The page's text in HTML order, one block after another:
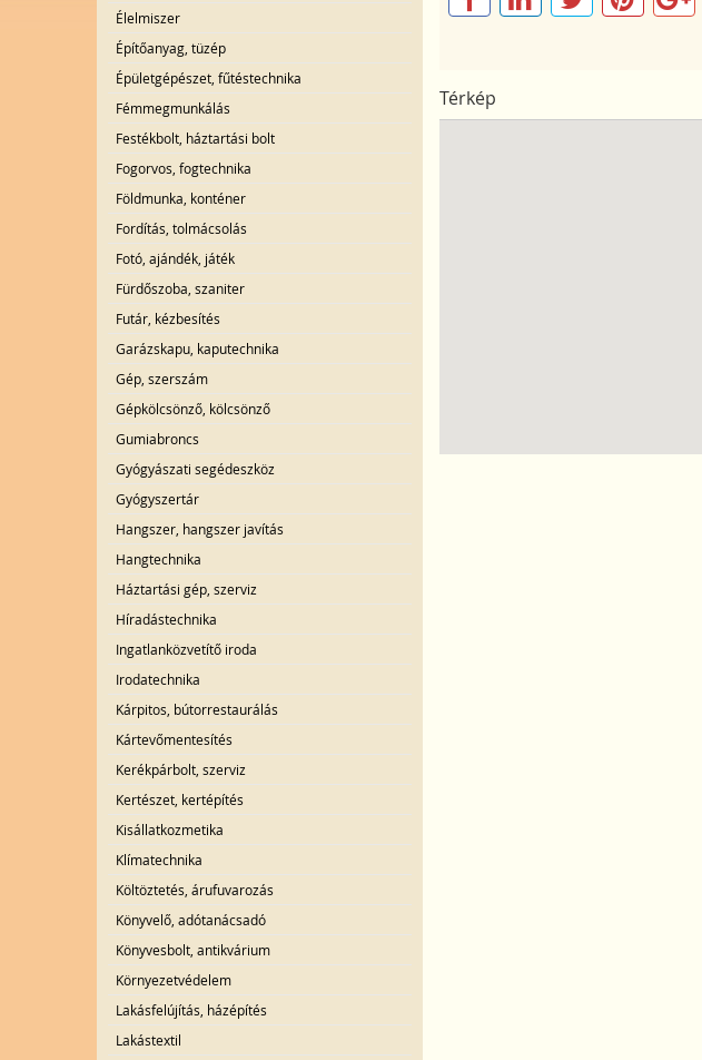
Élelmiszer
Építőanyag, tüzép
Épületgépészet, fűtéstechnika
Fémmegmunkálás
Festékbolt, háztartási bolt
Fogorvos, fogtechnika
Földmunka, konténer
Fordítás, tolmácsolás
Fotó, ajándék, játék
Fürdőszoba, szaniter
Futár, kézbesítés
Garázskapu, kaputechnika
Gép, szerszám
Gépkölcsönző, kölcsönző
Gumiabroncs
Gyógyászati segédeszköz
Gyógyszertár
Hangszer, hangszer javítás
Hangtechnika
Háztartási gép, szerviz
Híradástechnika
Ingatlanközvetítő iroda
Irodatechnika
Kárpitos, bútorrestaurálás
Kártevőmentesítés
Kerékpárbolt, szerviz
Kertészet, kertépítés
Kisállatkozmetika
Klímatechnika
Költöztetés, árufuvarozás
Könyvelő, adótanácsadó
Könyvesbolt, antikvárium
Környezetvédelem
Lakásfelújítás, házépítés
Lakástextil
Térkép